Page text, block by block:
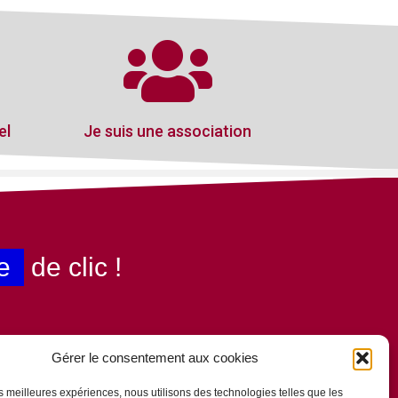
Gérer le consentement aux cookies
meilleures expériences, nous utilisons des technologies telles que les
Je suis une association
de clic !